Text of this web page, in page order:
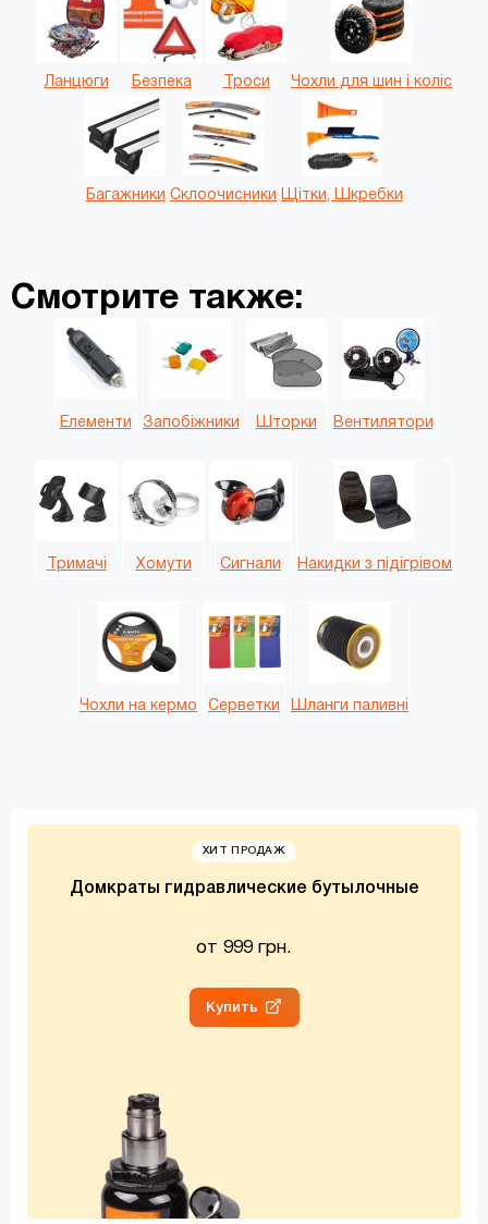
ХИТ ПРОДАЖ
Домкраты гидравлические бутылочные
от 999 грн.
Купить
Ланцюги Безпека Троси Чохли для шин і коліс
Багажники Склоочисники Щітки, Шкребки
Смотрите также:
Елементи Запобіжники Шторки Вентилятори
Тримачі Хомути Сигнали Накидки з підігрівом
Чохли на кермо Серветки Шланги паливні